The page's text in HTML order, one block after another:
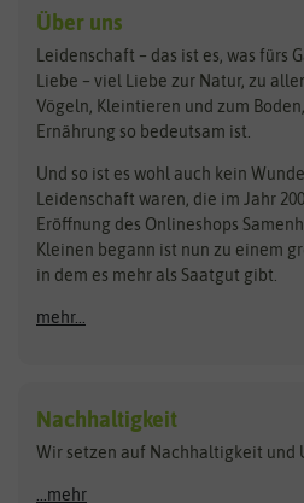
Kräutersamen
Obstsamen
Pilzbrut
Rasensamen
Steckzwiebeln
Zimmer & Kübelpflanzen
Kataloge
Schnäppchen
Anzucht & Gartenzubehör
Anzuchtschalen
Heizmatte & Heizkabel
Kokos-Quelltabletten
Zimmergewächshaus
Benary
Bingenheimer Saatgut
Bionana
BIOWOL
Blumicorn
Bûten Birds
Carl Pabst
Florissa
Flortis
Über uns
Leidenschaft – das ist es, was fürs
Liebe – viel Liebe zur Natur, zu
Vögeln, Kleintieren und zum
Ernährung so bedeutsam ist.
Und so ist es wohl auch kein
Leidenschaft waren, die im Jahr
Eröffnung des Onlineshops
Kleinen begann ist nun zu einem
in dem es mehr als Saatgut gibt.
mehr...
Nachhaltigkeit
Wir setzen auf Nachhaltigkeit und
...mehr